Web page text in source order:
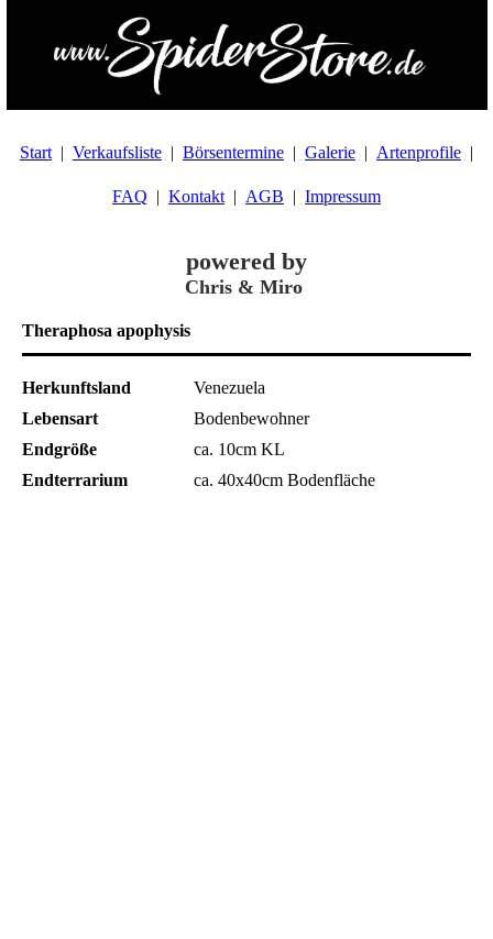
Start Verkaufsliste Börsentermine Galerie Artenprofile
FAQ Kontakt AGB Impressum
powered by
Chris & Miro
Theraphosa apophysis
Herkunftsland
Venezuela
Lebensart
Bodenbewohner
Endgröße
ca. 10cm KL
Endterrarium
ca. 40x40cm Bodenfläche